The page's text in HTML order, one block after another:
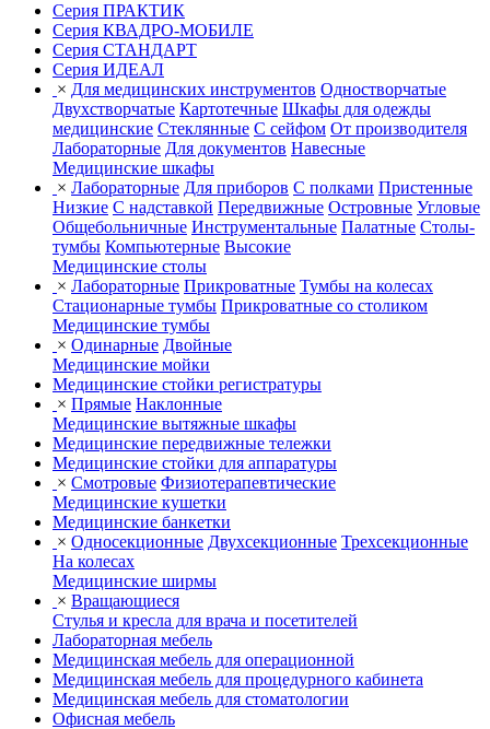
Серия ПРАКТИК
Серия КВАДРО-МОБИЛЕ
Серия СТАНДАРТ
Серия ИДЕАЛ
× Для медицинских инструментов Одностворчатые
Двухстворчатые Картотечные Шкафы для одежды
медицинские Стеклянные С сейфом От производителя
Лабораторные Для документов Навесные
Медицинские шкафы
× Лабораторные Для приборов С полками Пристенные
Низкие С надставкой Передвижные Островные Угловые
Общебольничные Инструментальные Палатные Столы-
тумбы Компьютерные Высокие
Медицинские столы
× Лабораторные Прикроватные Тумбы на колесах
Стационарные тумбы Прикроватные со столиком
Медицинские тумбы
× Одинарные Двойные
Медицинские мойки
Медицинские стойки регистратуры
× Прямые Наклонные
Медицинские вытяжные шкафы
Медицинские передвижные тележки
Медицинские стойки для аппаратуры
× Смотровые Физиотерапевтические
Медицинские кушетки
Медицинские банкетки
× Односекционные Двухсекционные Трехсекционные
На колесах
Медицинские ширмы
× Вращающиеся
Стулья и кресла для врача и посетителей
Лабораторная мебель
Медицинская мебель для операционной
Медицинская мебель для процедурного кабинета
Медицинская мебель для стоматологии
Офисная мебель